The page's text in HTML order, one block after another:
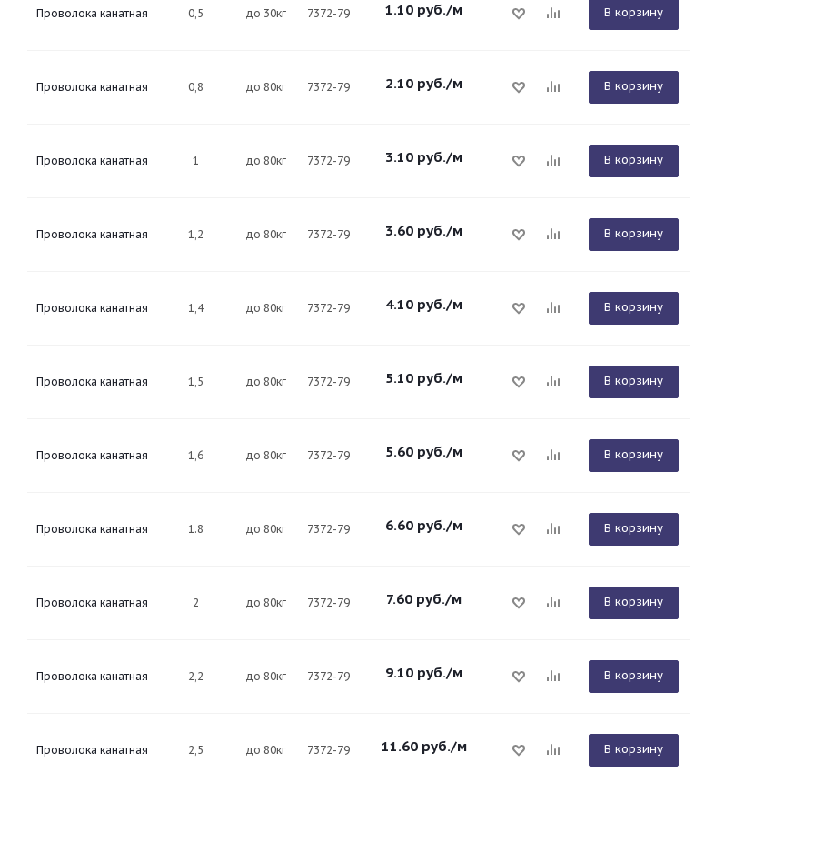
Проволока канатная 0,5 до 30кг 7372-79 1.10 руб./м В корзину
Проволока канатная 0,8 до 80кг 7372-79 2.10 руб./м В корзину
Проволока канатная 1 до 80кг 7372-79 3.10 руб./м В корзину
Проволока канатная 1,2 до 80кг 7372-79 3.60 руб./м В корзину
Проволока канатная 1,4 до 80кг 7372-79 4.10 руб./м В корзину
Проволока канатная 1,5 до 80кг 7372-79 5.10 руб./м В корзину
Проволока канатная 1,6 до 80кг 7372-79 5.60 руб./м В корзину
Проволока канатная 1.8 до 80кг 7372-79 6.60 руб./м В корзину
Проволока канатная 2 до 80кг 7372-79 7.60 руб./м В корзину
Проволока канатная 2,2 до 80кг 7372-79 9.10 руб./м В корзину
Проволока канатная 2,5 до 80кг 7372-79 11.60руб./м В корзину